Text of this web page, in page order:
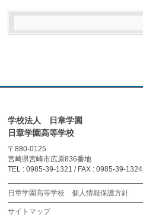
学校法人 日章学園
日章学園高等学校
〒880-0125
宮崎県宮崎市広原836番地
TEL : 0985-39-1321 / FAX : 0985-39-1324
日章学園高等学校 個人情報保護方針
サイトマップ